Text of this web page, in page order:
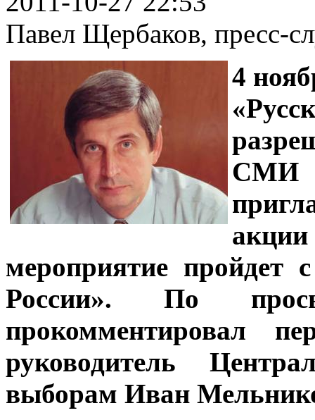
Павел Щербаков,
4
СМИ
мероприятие пройдет
России». По
прокомментировал
руководитель
выборам Иван